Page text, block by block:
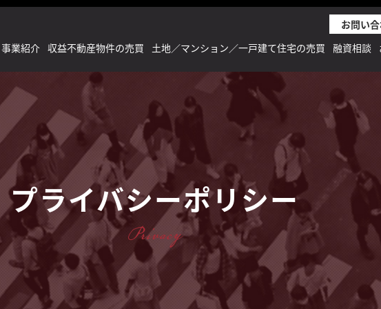
お問い
事業紹介 収益不動産物件の売買 土地／マンション／一戸建て住宅の売買 融資相談
プライバシーポリシー
Privacy